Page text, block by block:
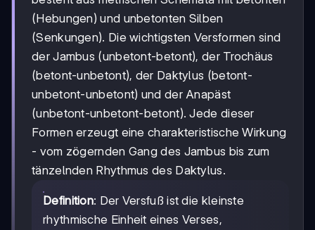
(Hebungen) und unbetonten Silben
(Senkungen). Die wichtigsten Versformen sind
der Jambus (unbetont-betont), der Trochäus
(betont-unbetont), der Daktylus (betont-
unbetont-unbetont) und der Anapäst
(unbetont-unbetont-betont). Jede dieser
Formen erzeugt eine charakteristische Wirkung
- vom zögernden Gang des Jambus bis zum
tänzelnden Rhythmus des Daktylus.
Definition: Der Versfuß ist die kleinste
rhythmische Einheit eines Verses,